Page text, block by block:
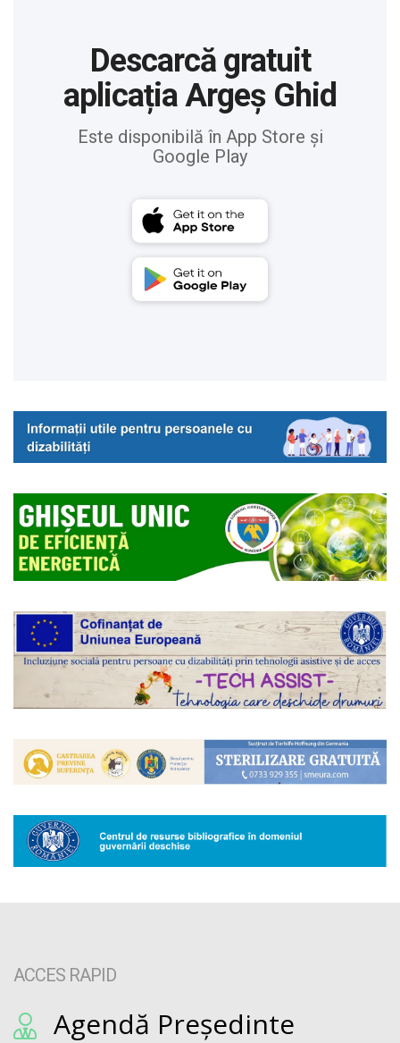
Descarcă gratuit
aplicația Argeș Ghid
Este disponibilă în App Store și
Google Play
ACCES RAPID
Agendă Președinte